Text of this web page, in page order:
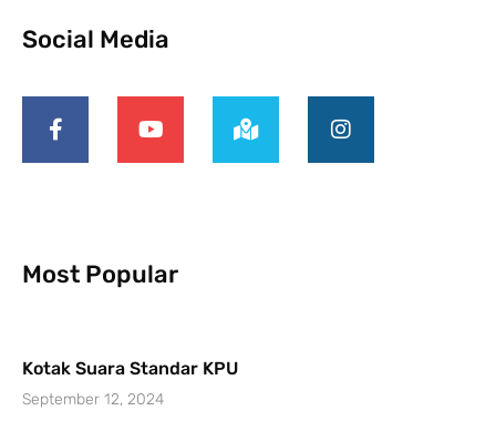
Social Media
Most Popular
Kotak Suara Standar KPU
September 12, 2024